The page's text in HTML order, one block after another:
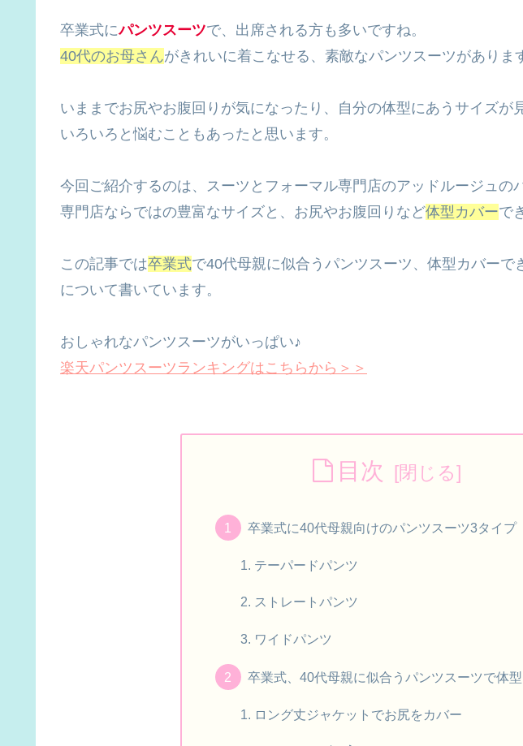
卒業式にパンツスーツで、出席される方も多いですね。
40代のお母さんがきれいに着こなせる、素敵なパンツスーツがありま
いままでお尻やお腹回りが気になったり、自分の体型にあうサイズが
いろいろと悩むこともあったと思います。
今回ご紹介するのは、スーツとフォーマル専門店のアッドルージュの
専門店ならではの豊富なサイズと、お尻やお腹回りなど体型カバーで
この記事では卒業式で40代母親に似合うパンツスーツ、体型カバーで
について書いています。
おしゃれなパンツスーツがいっぱい♪
楽天パンツスーツランキングはこちらから＞＞
目次
卒業式に40代母親向けのパンツスーツ3タイプ
テーパードパンツ
ストレートパンツ
ワイドパンツ
卒業式、40代母親に似合うパンツスーツで体
ロング丈ジャケットでお尻をカバー